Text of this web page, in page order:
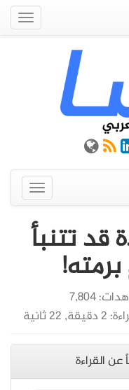
عرض
القائمة
تتنبأ
7,804
ثانية
القراءة